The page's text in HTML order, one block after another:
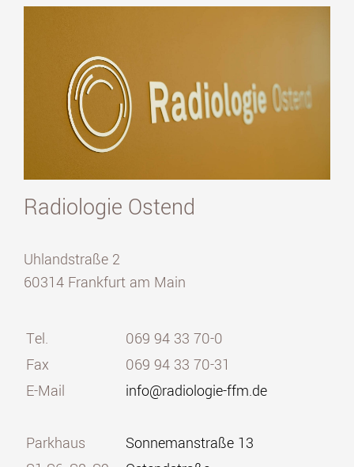
Radiologie Ostend
Uhlandstraße 2
60314 Frankfurt am Main
Tel.
069 94 33 70-0
Fax
069 94 33 70-31
E-Mail
info@radiologie-ffm.de
Parkhaus
Sonnemanstraße 13